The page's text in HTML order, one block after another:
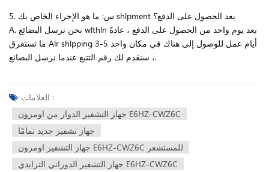
5. س: ما هو الإجراء الخاص بك shlpment بعد الحصول على الدفع؟
A. نحن نرسل البضائع wlthln بعد يوم واحد من الحصول على الدفع ، عادةً
ما تستغرق Alr shlpping 3-5 أيام عمل للوصول إلى هناك في مكان واحد
، سنقدم لك رقم التتبع عندما نرسل البضائع.
العلامات :
جهاز التشفير الدوار من اومرون E6HZ-CWZ6C
جهاز تشفير جديد تمامًا
جهاز التشفير اومرون E6HZ-CWZ6C للمستشعر
جهاز التشفير الدوراني التزايدي E6HZ-CWZ6C